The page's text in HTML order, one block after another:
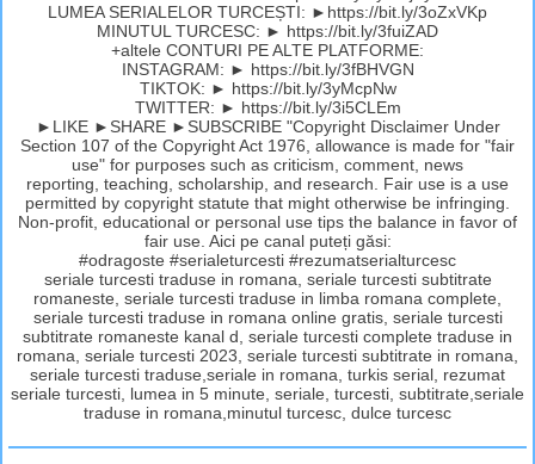
LUMEA SERIALELOR TURCEȘTI: ►https://bit.ly/3oZxVKp
MINUTUL TURCESC: ► https://bit.ly/3fuiZAD
+altele CONTURI PE ALTE PLATFORME:
INSTAGRAM: ► https://bit.ly/3fBHVGN
TIKTOK: ► https://bit.ly/3yMcpNw
TWITTER: ► https://bit.ly/3i5CLEm
►LIKE ►SHARE ►SUBSCRIBE "Copyright Disclaimer Under
Section 107 of the Copyright Act 1976, allowance is made for "fair
use" for purposes such as criticism, comment, news
reporting, teaching, scholarship, and research. Fair use is a use
permitted by copyright statute that might otherwise be infringing.
Non-profit, educational or personal use tips the balance in favor of
fair use. Aici pe canal puteți găsi:
#odragoste #serialeturcesti #rezumatserialturcesc
seriale turcesti traduse in romana, seriale turcesti subtitrate
romaneste, seriale turcesti traduse in limba romana complete,
seriale turcesti traduse in romana online gratis, seriale turcesti
subtitrate romaneste kanal d, seriale turcesti complete traduse in
romana, seriale turcesti 2023, seriale turcesti subtitrate in romana,
seriale turcesti traduse,seriale in romana, turkis serial, rezumat
seriale turcesti, lumea in 5 minute, seriale, turcesti, subtitrate,seriale
traduse in romana,minutul turcesc, dulce turcesc